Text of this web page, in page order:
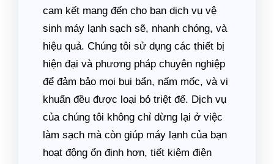
cam kết mang đến cho bạn dịch vụ vệ
sinh máy lạnh sạch sẽ, nhanh chóng, và
hiệu quả. Chúng tôi sử dụng các thiết bị
hiện đại và phương pháp chuyên nghiệp
để đảm bảo mọi bụi bẩn, nấm mốc, và vi
khuẩn đều được loại bỏ triệt để. Dịch vụ
của chúng tôi không chỉ dừng lại ở việc
làm sạch mà còn giúp máy lạnh của bạn
hoạt động ổn định hơn, tiết kiệm điện